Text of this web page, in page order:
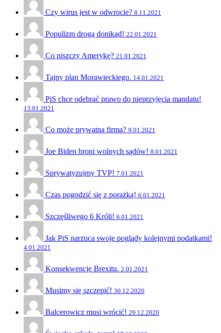
Czy wirus jest w odwrocie? 8.11.2021
Populizm drogą donikąd! 22.01.2021
Co niszczy Amerykę? 21.01.2021
Tajny plan Morawieckiego. 14.01.2021
PiS chce odebrać prawo do nieprzyjęcia mandatu!
13.01.2021
Co może prywatna firma? 9.01.2021
Joe Biden broni wolnych sądów! 8.01.2021
Sprywatyzujmy TVP! 7.01.2021
Czas pogodzić się z porażką! 6.01.2021
Szczęśliwego 6 Króli! 6.01.2021
Jak PiS narzuca swoje poglądy kolejnymi podatkami!
4.01.2021
Konsekwencje Brexitu. 2.01.2021
Musimy się szczepić! 30.12.2020
Balcerowicz musi wrócić! 29.12.2020